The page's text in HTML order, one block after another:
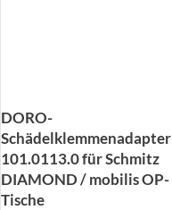
DORO-
Schädelklemmenadapter
101.0113.0 für Schmitz
DIAMOND / mobilis OP-
Tische